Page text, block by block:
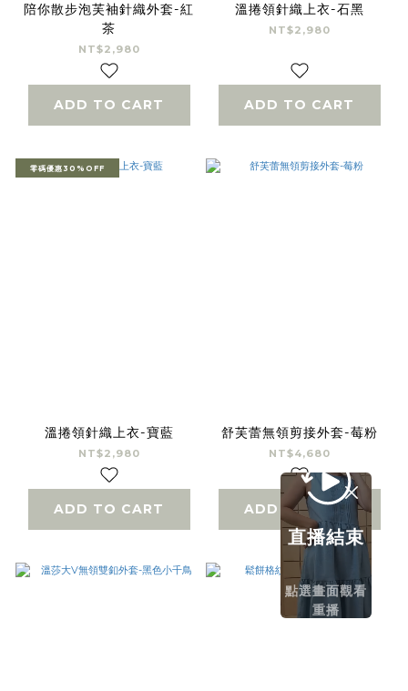
陪你散步泡芙袖針織外套-紅
茶
NT$2,980
ADD TO CART
溫捲領針織上衣-石黑
NT$2,980
ADD TO CART
零碼優惠30%OFF
溫捲領針織上衣-寶藍
NT$2,980
ADD TO CART
舒芙蕾無領剪接外套-莓粉
NT$4,680
ADD TO CART
直播結束
點選畫面觀看
重播